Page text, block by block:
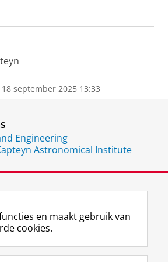
18 september 2025 13:33
Engineering
Astronomical Institute
RUG
F
L
R I
Y
en maakt gebruik van
cookies.